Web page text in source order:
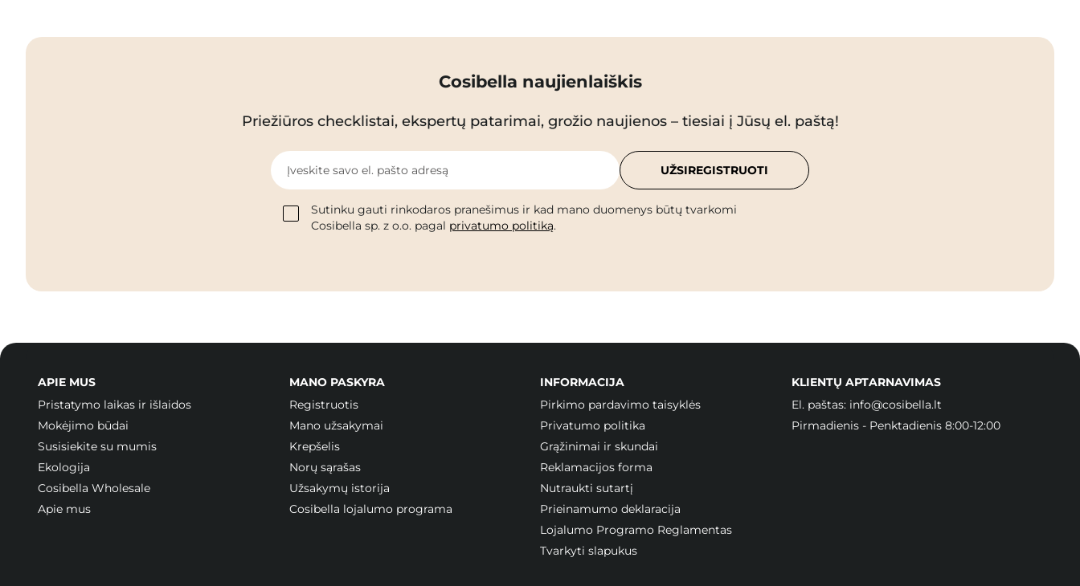
Cosibella naujienlaiškis
Priežiūros checklistai, ekspertų patarimai, grožio naujienos – tiesiai į Jūsų el. paštą!
Įveskite savo el. pašto adresą
Sutinku gauti rinkodaros pranešimus ir kad mano duomenys būtų tvarkomi
Cosibella sp. z o.o. pagal privatumo politiką.
UŽSIREGISTRUOTI
APIE MUS
Pristatymo laikas ir išlaidos
Mokėjimo būdai
Susisiekite su mumis
Ekologija
Cosibella Wholesale
Apie mus
MANO PASKYRA
Registruotis
Mano užsakymai
Krepšelis
Norų sąrašas
Užsakymų istorija
Cosibella lojalumo programa
INFORMACIJA
Pirkimo pardavimo taisyklės
Privatumo politika
Grąžinimai ir skundai
Reklamacijos forma
Nutraukti sutartį
Prieinamumo deklaracija
Lojalumo Programo Reglamentas
Tvarkyti slapukus
KLIENTŲ APTARNAVIMAS
El. paštas: info@cosibella.lt
Pirmadienis - Penktadienis 8:00-12:00